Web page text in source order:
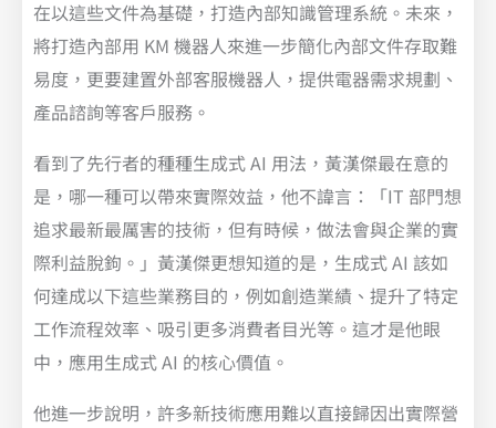
在以這些文件為基礎，打造內部知識管理系統。未來，
將打造內部用 KM 機器人來進一步簡化內部文件存取難
易度，更要建置外部客服機器人，提供電器需求規劃、
產品諮詢等客戶服務。
看到了先行者的種種生成式 AI 用法，黃漢傑最在意的
是，哪一種可以帶來實際效益，他不諱言：「IT 部門想
追求最新最厲害的技術，但有時候，做法會與企業的實
際利益脫鉤。」黃漢傑更想知道的是，生成式 AI 該如
何達成以下這些業務目的，例如創造業績、提升了特定
工作流程效率、吸引更多消費者目光等。這才是他眼
中，應用生成式 AI 的核心價值。
他進一步說明，許多新技術應用難以直接歸因出實際營